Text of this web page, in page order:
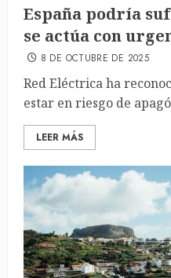
España podría
se actúa con
8 DE OCTUBRE DE 2025
Red Eléctrica ha
estar en riesgo de
LEER MÁS